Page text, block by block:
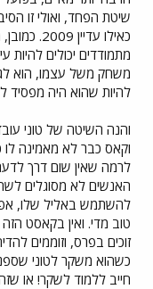
כאילו
מתמודדים יכולים להיות
משחק משל עצמו, הוא
להיות שהוא היה מפסיד
והנה השיטה של טוני
וקאס כבר לא מאמינה לו
לרמה שאין שום דרך
האנשים לא מסוגלים
להשתמש באליל שלו,
טוב מדי. ואין בקאסט
זוכים בפרס, וזוממים
כשהוא משקר לטוני
חייב ללמוד לשקר! או